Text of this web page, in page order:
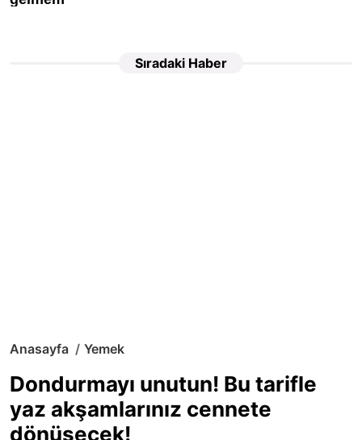
Sıradaki Haber
Anasayfa Yemek
Dondurmayı unutun! Bu tarifle
yaz akşamlarınız cennete
dönüşecek!